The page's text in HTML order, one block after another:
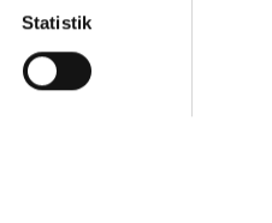
Statistik
* >